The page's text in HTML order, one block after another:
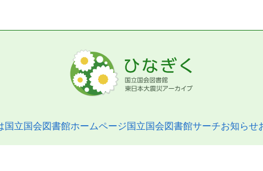
国立国会図書館ホームページ国立国会図書館サーチお知らせ